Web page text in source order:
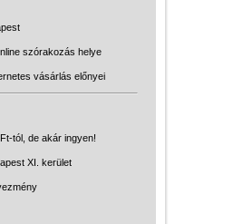
szórakozás helye
vásárlás előnyei
tól, de akár ingyen!
XI. kerület
Licenszes TOP
gyerekajándékok
LOGICO
LÜK